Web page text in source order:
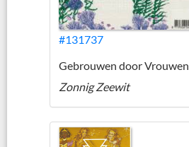
#131737
Gebrouwen door Vrouwen
Zonnig Zeewit